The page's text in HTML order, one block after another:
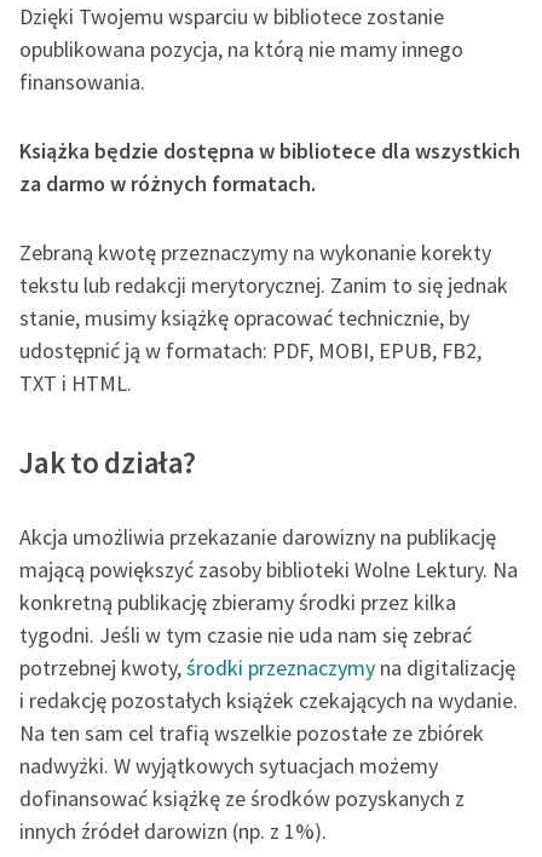
Podkasty o książkach
Aktualności
do słuchania
Byliśmy częścią AI Impact
Zapraszamy na spotkanie
online z tłumaczkami
literatury skandynawskiej
Spotkanie z Katarzyną
102. lata temu zmarł
Blog
Lektury szkolne i klasyka
literatury do słuchania dla
uczennic i uczniów z
niepełnosprawnościami
E-kolekcja lektur
szkolnych i literatury do
słuchania dla uczennic i
uczniów z
Narzędzia
Leśmianator
czytających
API
Katalog
Katalog w formacie PDF
Dzięki Twojemu wsparciu w bibliotece zostanie
opublikowana pozycja, na którą nie mamy innego
finansowania.
Książka będzie dostępna w bibliotece dla wszystkich
za darmo w różnych formatach.
Zebraną kwotę przeznaczymy na wykonanie korekty
tekstu lub redakcji merytorycznej. Zanim to się jednak
stanie, musimy książkę opracować technicznie, by
udostępnić ją w formatach: PDF, MOBI, EPUB, FB2,
TXT i HTML.
Jak to działa?
Akcja umożliwia przekazanie darowizny na publikację
mającą powiększyć zasoby biblioteki Wolne Lektury. Na
konkretną publikację zbieramy środki przez kilka
tygodni. Jeśli w tym czasie nie uda nam się zebrać
potrzebnej kwoty,środki przeznaczymy na digitalizację
i redakcję pozostałych książek czekających na wydanie.
Na ten sam cel trafią wszelkie pozostałe ze zbiórek
nadwyżki. W wyjątkowych sytuacjach możemy
dofinansować książkę ze środków pozyskanych z
innych źródeł darowizn (np. z 1%).